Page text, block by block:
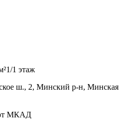
1/1 этаж
ш., 2, Минский р-н, Минская
МКАД